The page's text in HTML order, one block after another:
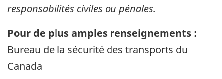
responsabilités civiles ou pénales.
Pour de plus amples renseignements :
Bureau de la sécurité des transports du
Canada